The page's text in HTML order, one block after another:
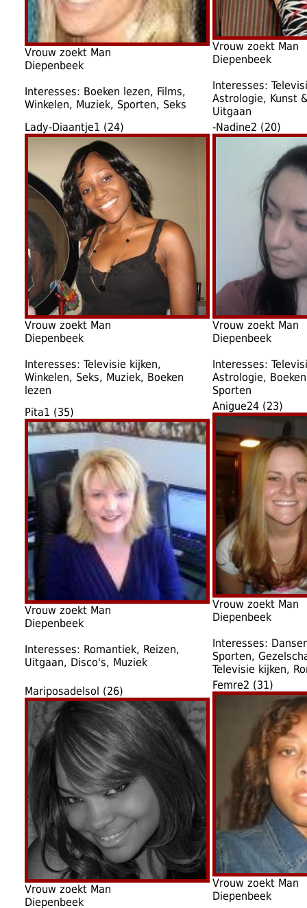
Vrouw zoekt Man
Diepenbeek
Interesses: Boeken lezen, Films,
Winkelen, Muziek, Sporten, Seks
Vrouw zoekt Man
Diepenbeek
Interesses:
Astrologie, Kunst
Uitgaan
Lady-Diaantje1 (24)
Vrouw zoekt Man
Diepenbeek
Interesses: Televisie kijken,
Winkelen, Seks, Muziek, Boeken
lezen
-Nadine2 (20)
Vrouw zoekt Man
Diepenbeek
Interesses:
Astrologie,
Sporten
Pita1 (35)
Vrouw zoekt Man
Diepenbeek
Interesses: Romantiek, Reizen,
Uitgaan, Disco's, Muziek
Anigue24 (23)
Vrouw zoekt Man
Diepenbeek
Interesses:
Sporten,
Televisie kijken,
Mariposadelsol (26)
Vrouw zoekt Man
Diepenbeek
Femre2 (31)
Vrouw zoekt Man
Diepenbeek